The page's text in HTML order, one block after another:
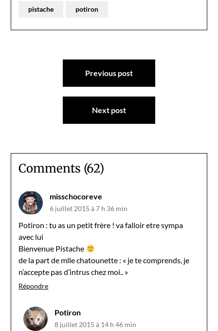
pistache potiron
Navigation
Previous post
Next post
Comments (62)
misschocoreve
6 juillet 2015 à 7 h 36 min
Potiron : tu as un petit frère ! va falloir etre sympa
avec lui
Bienvenue Pistache
de la part de mlle chatounette : « je te comprends, je
n’accepte pas d’intrus chez moi.. »
Répondre
Potiron
8 juillet 2015 à 14 h 46 min